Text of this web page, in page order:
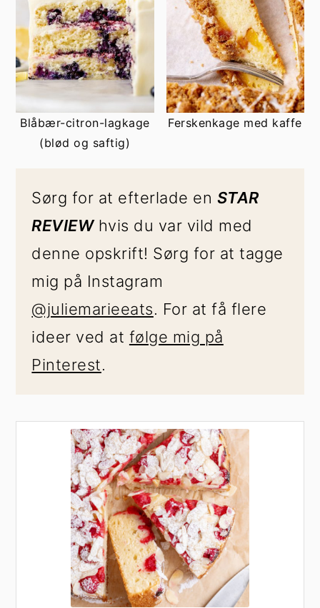
Blåbær-citron-lagkage
(blød og saftig)
Ferskenkage med kaffe
Sørg for at efterlade en STAR
REVIEWhvis du var vild med
denne opskrift! Sørg for at tagge
mig på Instagram
@juliemarieeats. For at få flere
ideer ved at følge mig på
Pinterest.